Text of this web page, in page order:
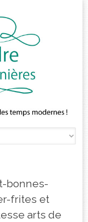
bonnes-
frites et
arts de